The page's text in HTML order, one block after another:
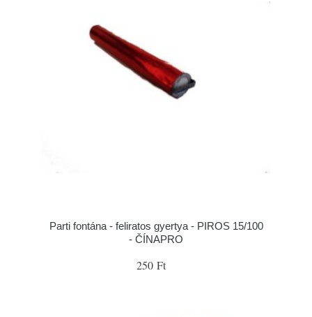
Parti fontána - feliratos gyertya - PIROS 15/100
- ČÍNAPRO
250 Ft